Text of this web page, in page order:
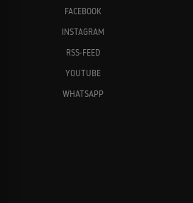
FACEBOOK
INSTAGRAM
RSS-FEED
YOUTUBE
WHATSAPP